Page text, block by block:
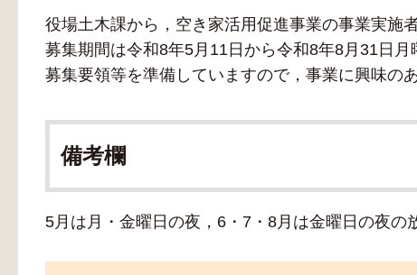
役場土木課から，空き家活用促進事業の事業実施
募集期間は令和8年5月11日から令和8年8月31日
募集要領等を準備していますので，事業に興味の
備考欄
5月は月・金曜日の夜，6・7・8月は金曜日の夜の